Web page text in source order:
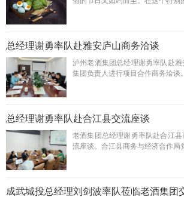
总经理谢勇率队赴雅安庐山商务洽谈
泸州老酒集团总经理谢勇率队赴
集团负责人进行项目合作商务洽谈
总经理谢勇率队赴合江县交流座谈
老酒集团总经理谢勇率队赴合江
流座谈。合江县商务与经济合作局
成武城投总经理刘剑波率队莅临老酒集团